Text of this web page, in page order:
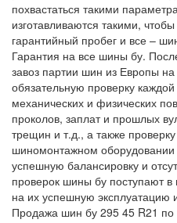
похвастаться такими
изготавливаются такими,
гарантийный пробег и все –
Гарантия на все шины бу.
завоз партии шин из Европы
обязательную проверку
механических и физических
проколов, заплат и прошлых
трещин и т.д., а также
шиномонтажном
успешную балансировку и
проверок шины бу поступают
на их успешную эксплуатацию
Продажа шин бу 295 45 R21